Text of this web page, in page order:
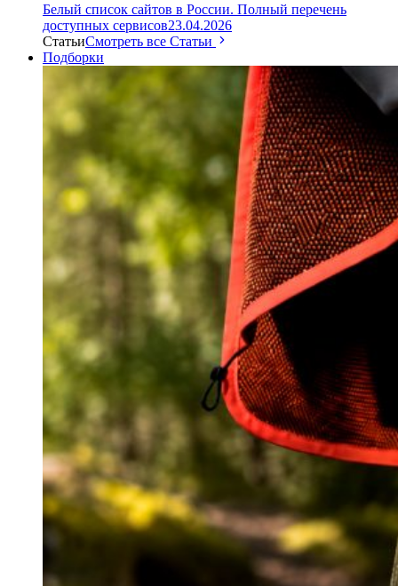
Белый список сайтов в России. Полный перечень
доступных сервисов23.04.2026
СтатьиСмотреть все Статьи
Подборки